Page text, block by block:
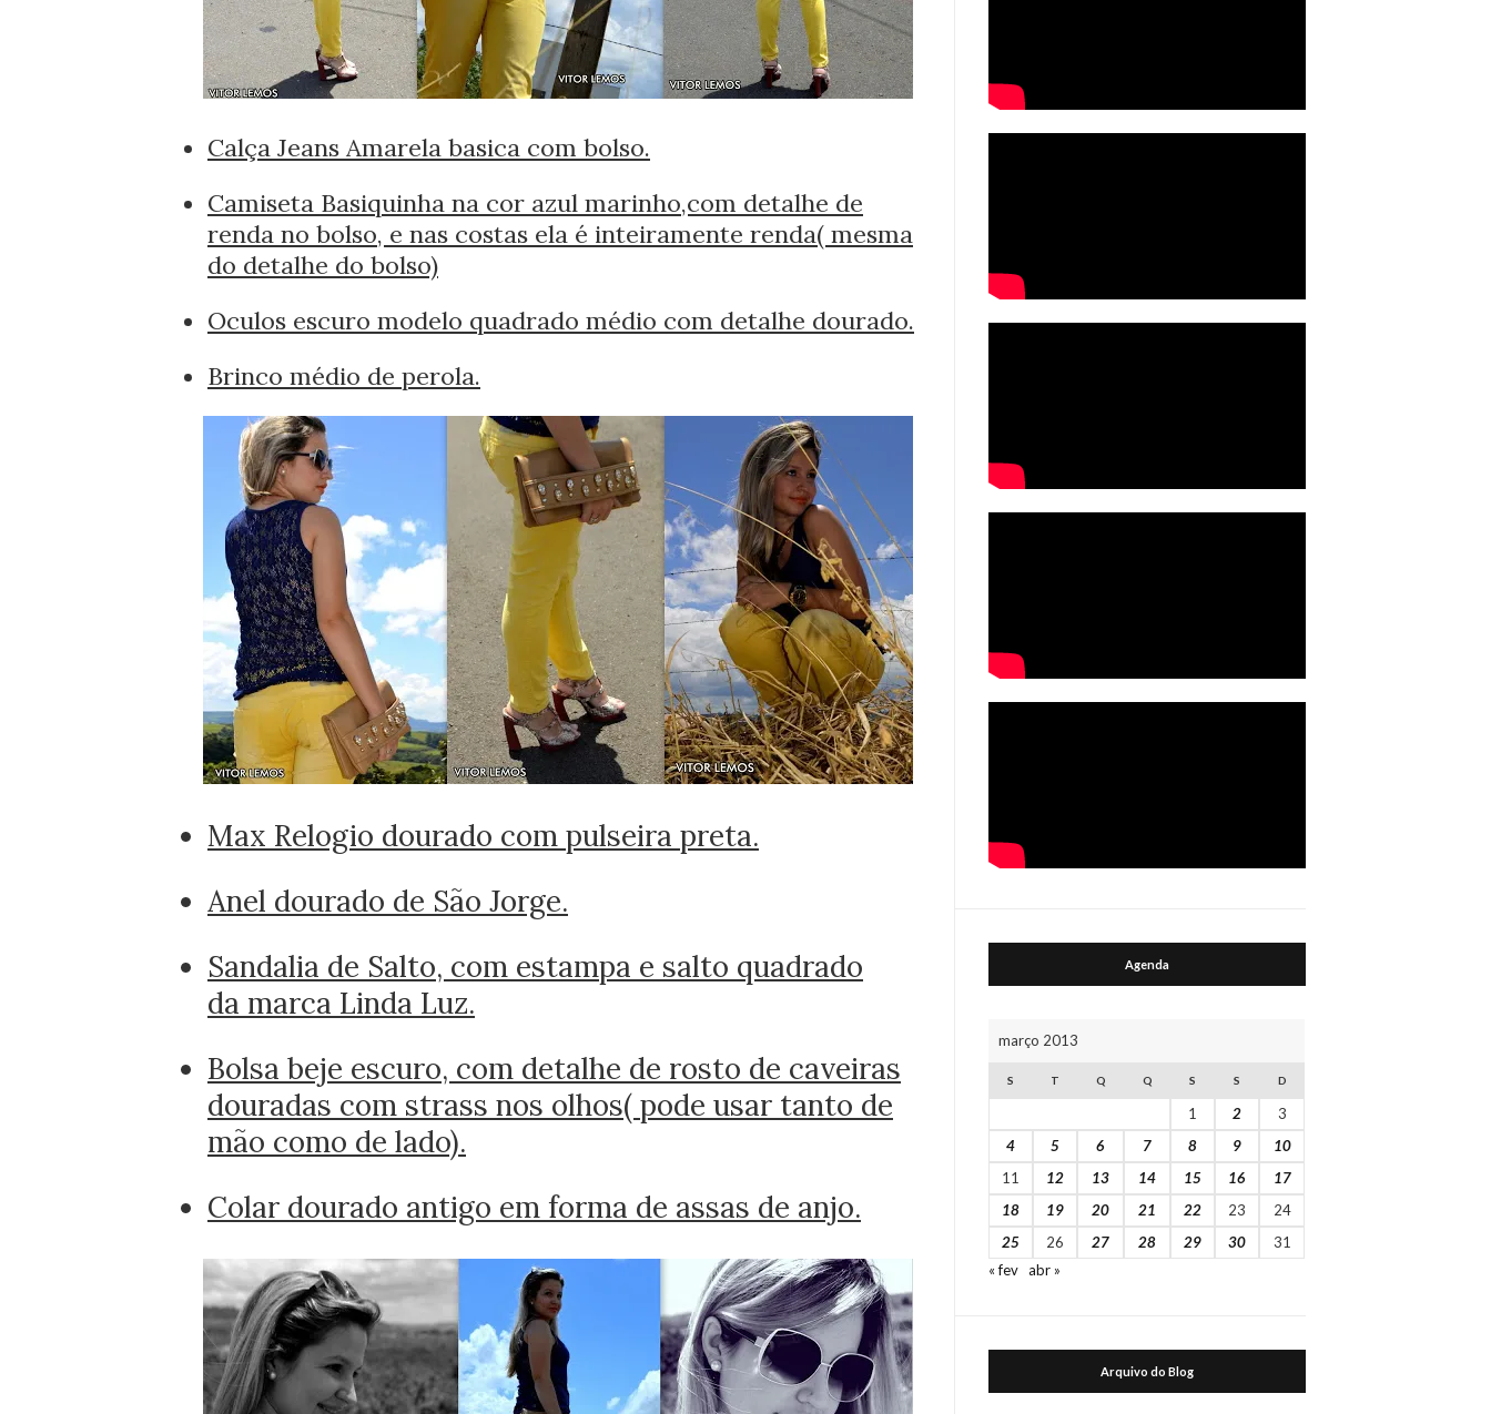
Calça Jeans Amarela basica com bolso.
Camiseta Basiquinha na cor azul marinho,com detalhe de
renda no bolso, e nas costas ela é inteiramente renda( mesma
do detalhe do bolso)
Oculos escuro modelo quadrado médio com detalhe dourado.
Brinco médio de perola.
Max Relogio dourado com pulseira preta.
Anel dourado de São Jorge.
Sandalia de Salto, com estampa e salto quadrado
da marca Linda Luz.
Bolsa beje escuro, com detalhe de rosto de caveiras
douradas com strass nos olhos( pode usar tanto de
mão como de lado).
Colar dourado antigo em forma de assas de anjo.
Agenda
março 2013
S T Q Q S S D
1 2
3
4
5 6 7 8 9
10
11
12 13 14 15 16
17
18
19 20 21 22 23
24
25
26 27 28 29 30
31
« fev abr »
Arquivo do Blog